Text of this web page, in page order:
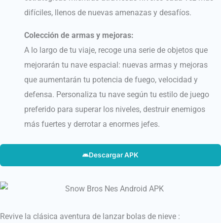
difíciles, llenos de nuevas amenazas y desafíos.
Colección de armas y mejoras:
A lo largo de tu viaje, recoge una serie de objetos que
mejorarán tu nave espacial: nuevas armas y mejoras
que aumentarán tu potencia de fuego, velocidad y
defensa. Personaliza tu nave según tu estilo de juego
preferido para superar los niveles, destruir enemigos
más fuertes y derrotar a enormes jefes.
Descargar APK
Revive la clásica aventura de lanzar bolas de nieve :